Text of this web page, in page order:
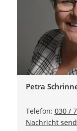
Petra
Telefon: 030 /
Nachricht